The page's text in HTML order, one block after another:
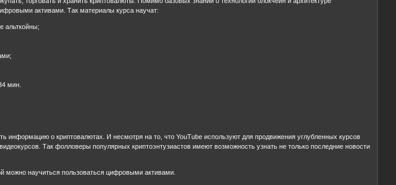
активами. Так материалы курса научат:
альткойны;
мин.
информацию о криптовалютах. И несмотря на то, что YouTube используют для продвижения углубленных курсов
Так фолловеры популярных криптоэнтузиастов имеют возможность узнать не только последние новости
научиться пользоваться цифровыми активами.